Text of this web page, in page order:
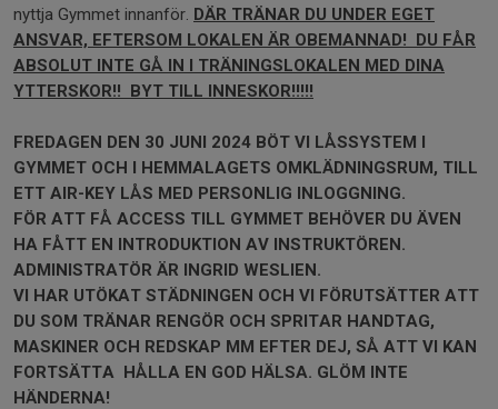
nyttja Gymmet innanför. DÄR TRÄNAR DU UNDER EGET
ANSVAR, EFTERSOM LOKALEN ÄR OBEMANNAD! DU FÅR
ABSOLUT INTE GÅ IN I TRÄNINGSLOKALEN MED DINA
YTTERSKOR!! BYT TILL INNESKOR!!!!!
FREDAGEN DEN 30 JUNI 2024 BÖT VI LÅSSYSTEM I
GYMMET OCH I HEMMALAGETS OMKLÄDNINGSRUM, TILL
ETT AIR-KEY LÅS MED PERSONLIG INLOGGNING.
FÖR ATT FÅ ACCESS TILL GYMMET BEHÖVER DU ÄVEN
HA FÅTT EN INTRODUKTION AV INSTRUKTÖREN.
ADMINISTRATÖR ÄR INGRID WESLIEN.
VI HAR UTÖKAT STÄDNINGEN OCH VI FÖRUTSÄTTER ATT
DU SOM TRÄNAR RENGÖR OCH SPRITAR HANDTAG,
MASKINER OCH REDSKAP MM EFTER DEJ, SÅ ATT VI KAN
FORTSÄTTA HÅLLA EN GOD HÄLSA. GLÖM INTE
HÄNDERNA!